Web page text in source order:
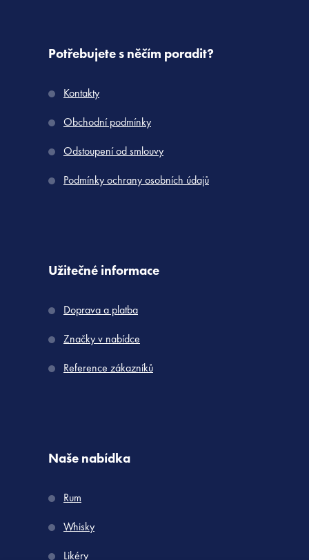
Potřebujete s něčím poradit?
Kontakty
Obchodní podmínky
Odstoupení od smlouvy
Podmínky ochrany osobních údajů
Užitečné informace
Doprava a platba
Značky v nabídce
Reference zákazníků
Naše nabídka
Rum
Whisky
Likéry